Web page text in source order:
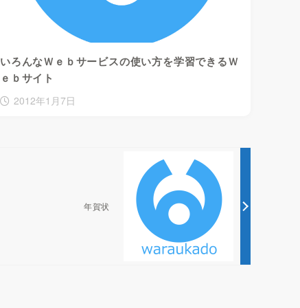
いろんなＷｅｂサービスの使い方を学習できるＷ
ｅｂサイト
2012年1月7日
年賀状